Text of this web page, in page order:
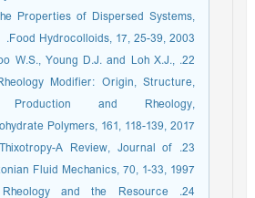
Properties of Dispersed Systems,
Food Hydrocolloids, 17, 25-39, 2003.
W.S., Young D.J. and Loh X.J.,
Modifier: Origin, Structure,
Production and Rheology,
Polymers, 161, 118-139, 2017.
Thixotropy-A Review, Journal of
Fluid Mechanics, 70, 1-33, 1997.
Rheology and the Resource